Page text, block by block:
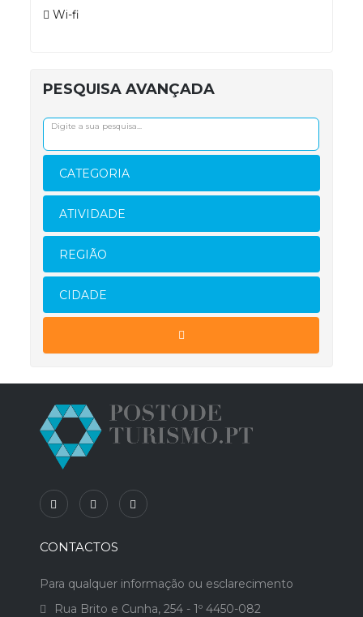
Wi-fi
PESQUISA AVANÇADA
CATEGORIA
ATIVIDADE
REGIÃO
CIDADE
CONTACTOS
Para qualquer informação ou esclarecimento
Rua Brito e Cunha, 254 - 1º 4450-082